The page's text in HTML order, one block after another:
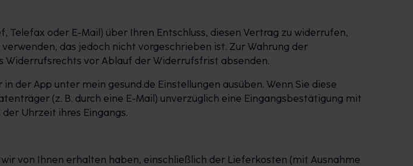
oder E-Mail) über Ihren Entschluss, diesen Vertrag zu widerrufen,
das jedoch nicht vorgeschrieben ist. Zur Wahrung der
Widerrufsrechts vor Ablauf der Widerrufsfrist absenden.
der App unter mein gesund.de Einstellungen ausüben. Wenn Sie diese
(z. B. durch eine E-Mail) unverzüglich eine Eingangsbestätigung mit
Uhrzeit ihres Eingangs.
von Ihnen erhalten haben, einschließlich der Lieferkosten (mit Ausnahme